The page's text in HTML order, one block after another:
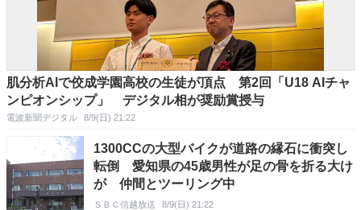
肌分析AIで佼成学園高校の生徒が頂点 第2回「U18 AIチャ
ンピオンシップ」 デジタル相が奨励賞授与
電波新聞デジタル 8/9(日) 21:22
1300CCの大型バイクが道路の縁石に衝突し
転倒 愛知県の45歳男性が足の骨を折る大け
が 仲間とツーリング中
ＳＢＣ信越放送 8/9(日) 21:22